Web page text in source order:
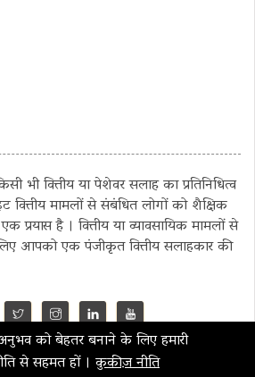
भी वित्तीय या पेशेवर सलाह का प्रतिनिधित्व
वित्तीय मामलों से संबंधित लोगों को शैक्षिक
प्रयास है । वित्तीय या व्यावसायिक मामलों से
आपको एक पंजीकृत वित्तीय सलाहकार की
©2023 MahaMoney
को बेहतर बनाने के लिए हमारी
से सहमत हों । कुकीज़ नीति